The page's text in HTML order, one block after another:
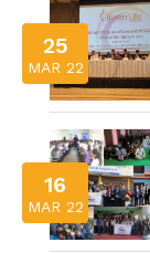
25
MAR 22
16
MAR 22